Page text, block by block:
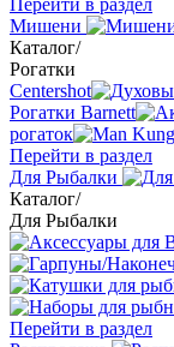
Перейти в раздел
Мишени
Каталог/
Рогатки
Centershot
Рогатки Barnett
рогаток
Перейти в раздел
Для Рыбалки
Каталог/
Для Рыбалки
Перейти в раздел